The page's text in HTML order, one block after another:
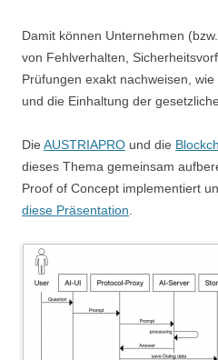
Damit können Unternehmen
von Fehlverhalten,
Prüfungen exakt nachweisen, wie
und die Einhaltung der
Die AUSTRIAPRO und die
dieses Thema gemeinsam
Proof of Concept implementiert
diese Präsentation